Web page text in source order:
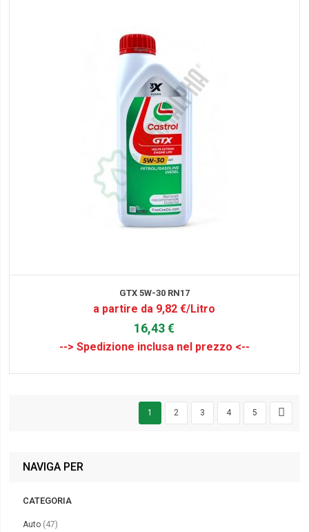
GTX 5W-30 RN17
a partire da 9,82 €/Litro
16,43 €
1 2 3 4 5
NAVIGA PER
CATEGORIA
Auto 47elementi